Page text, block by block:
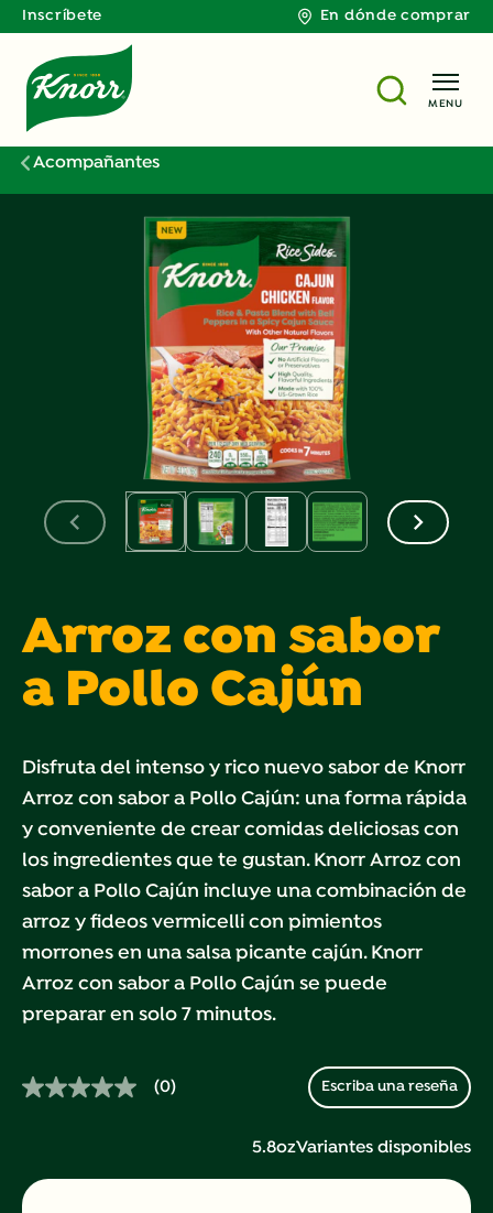
Inscríbete En dónde comprar
MENU
Acompañantes
Arroz con sabor
a Pollo Cajún
Disfruta del intenso y rico nuevo sabor de Knorr
Arroz con sabor a Pollo Cajún: una forma rápida
y conveniente de crear comidas deliciosas con
los ingredientes que te gustan. Knorr Arroz con
sabor a Pollo Cajún incluye una combinación de
arroz y fideos vermicelli con pimientos
morrones en una salsa picante cajún. Knorr
Arroz con sabor a Pollo Cajún se puede
preparar en solo 7 minutos.
Sin
misma
(0) Escriba una reseña
Variantes disponibles
5.8oz